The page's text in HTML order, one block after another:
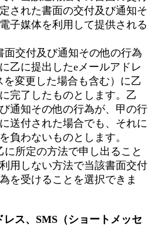
された書面の交付及び通知そ
子媒体を利用して提供される
面交付及び通知その他の行為
乙に提出したeメールアドレ
を変更した場合も含む）に乙
完了したものとします。乙
通知その他の行為が、甲の行
送付された場合でも、それに
負わないものとします。
所定の方法で申し出ること
用しない方法で当該書面交付
を受けることを選択できま
レス、SMS（ショートメッセ